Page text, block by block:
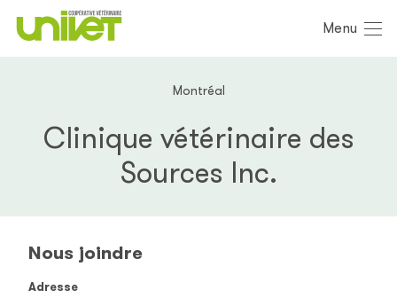
Menu
Montréal
Clinique vétérinaire des
Sources Inc.
Nous joindre
Adresse